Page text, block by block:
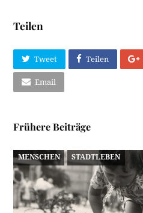
Teilen
Tweet Teilen
Email
Frühere Beiträge
MENSCHEN STADTLEBEN